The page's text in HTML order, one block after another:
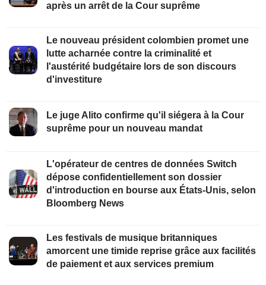
après un arrêt de la Cour suprême
Le nouveau président colombien promet une
lutte acharnée contre la criminalité et
l'austérité budgétaire lors de son discours
d'investiture
Le juge Alito confirme qu'il siégera à la Cour
suprême pour un nouveau mandat
L'opérateur de centres de données Switch
dépose confidentiellement son dossier
d'introduction en bourse aux États-Unis, selon
Bloomberg News
Les festivals de musique britanniques
amorcent une timide reprise grâce aux facilités
de paiement et aux services premium